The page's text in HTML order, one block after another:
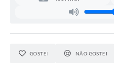
GOSTEI NÃO GOSTEI